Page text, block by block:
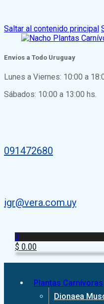
Saltar al contenido principal
Envíos a Todo Uruguay
Lunes a Viernes: 10:00 a
Sábados: 10:00 a 13:00 hs.
091472680
igr@vera.com.uy
0
$ 0.00
Plantas Carnívoras
Dionaea